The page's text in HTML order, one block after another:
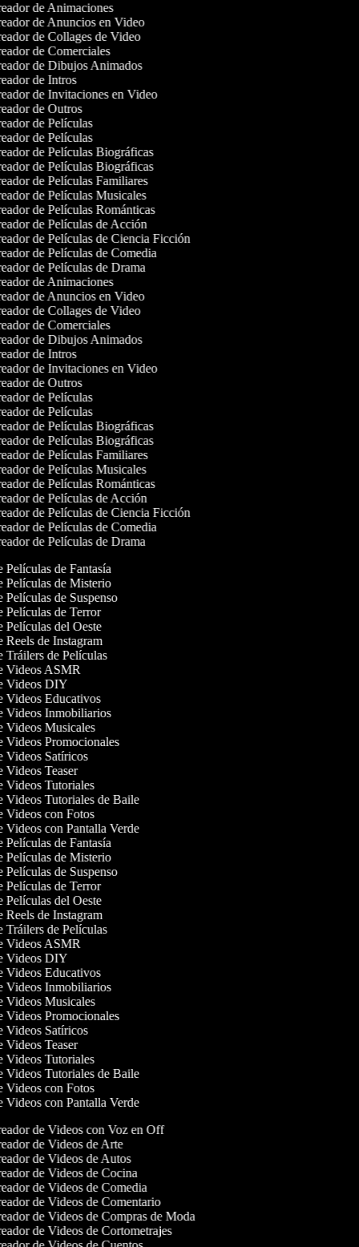
de Animaciones
de Anuncios en Video
de Collages de Video
de Comerciales
de Dibujos Animados
de Intros
de Invitaciones en Video
de Outros
de Películas
de Películas
de Películas Biográficas
de Películas Biográficas
de Películas Familiares
de Películas Musicales
de Películas Románticas
de Películas de Acción
de Películas de Ciencia Ficción
de Películas de Comedia
de Películas de Drama
de Animaciones
de Anuncios en Video
de Collages de Video
de Comerciales
de Dibujos Animados
de Intros
de Invitaciones en Video
de Outros
de Películas
de Películas
de Películas Biográficas
de Películas Biográficas
de Películas Familiares
de Películas Musicales
de Películas Románticas
de Películas de Acción
de Películas de Ciencia Ficción
de Películas de Comedia
de Películas de Drama
Películas de Fantasía
Películas de Misterio
Películas de Suspenso
Películas de Terror
Películas del Oeste
Reels de Instagram
Tráilers de Películas
Videos ASMR
Videos DIY
Videos Educativos
Videos Inmobiliarios
Videos Musicales
Videos Promocionales
Videos Satíricos
Videos Teaser
Videos Tutoriales
Videos Tutoriales de Baile
Videos con Fotos
Videos con Pantalla Verde
Películas de Fantasía
Películas de Misterio
Películas de Suspenso
Películas de Terror
Películas del Oeste
Reels de Instagram
Tráilers de Películas
Videos ASMR
Videos DIY
Videos Educativos
Videos Inmobiliarios
Videos Musicales
Videos Promocionales
Videos Satíricos
Videos Teaser
Videos Tutoriales
Videos Tutoriales de Baile
Videos con Fotos
Videos con Pantalla Verde
de Videos con Voz en Off
de Videos de Arte
de Videos de Autos
de Videos de Cocina
de Videos de Comedia
de Videos de Comentario
de Videos de Compras de Moda
de Videos de Cortometrajes